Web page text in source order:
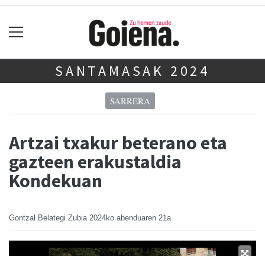
SANTAMASAK 2024
SARRERA
Artzai txakur beterano eta
gazteen erakustaldia
Kondekuan
Gontzal Belategi Zubia 2024ko abenduaren 21a